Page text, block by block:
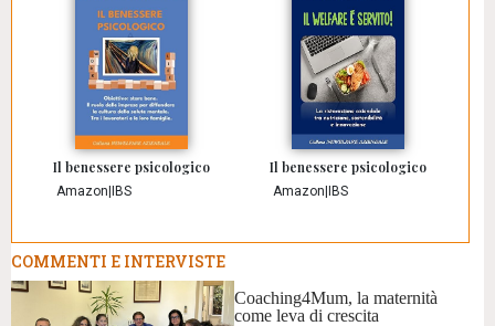
Il benessere psicologico
Amazon|IBS
Il benessere psicologico
Amazon|IBS
COMMENTI E INTERVISTE
Coaching4Mum, la maternità
come leva di crescita